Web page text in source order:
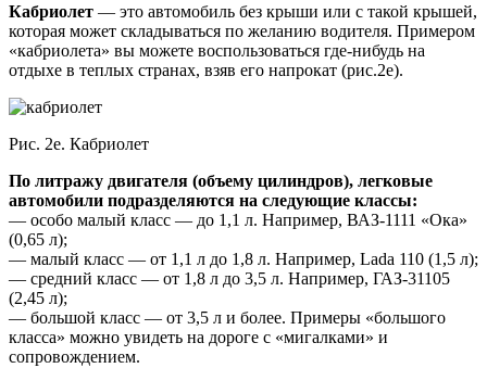
Кабриолет — это автомобиль без крыши или с такой крышей,
которая может складываться по желанию водителя. Примером
«кабриолета» вы можете воспользоваться где-нибудь на
отдыхе в теплых странах, взяв его напрокат (рис.2е).
Рис. 2е. Кабриолет
По литражу двигателя (объему цилиндров), легковые
автомобили подразделяются на следующие классы:
— особо малый класс — до 1,1 л. Например, ВАЗ-1111 «Ока»
(0,65 л);
— малый класс — от 1,1 л до 1,8 л. Например, Lada 110 (1,5 л);
— средний класс — от 1,8 л до 3,5 л. Например, ГАЗ-31105
(2,45 л);
— большой класс — от 3,5 л и более. Примеры «большого
класса» можно увидеть на дороге с «мигалками» и
сопровождением.